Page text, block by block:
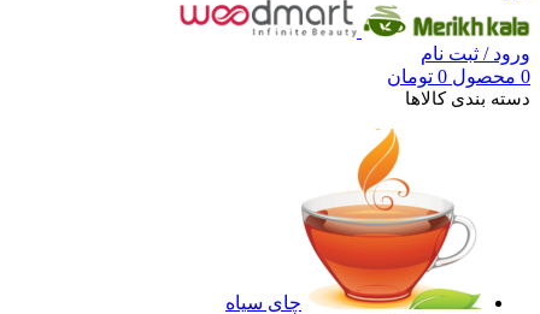
ورود / ثبت نام
0 محصول 0 تومان
دسته بندی کالاها
چای سیاه